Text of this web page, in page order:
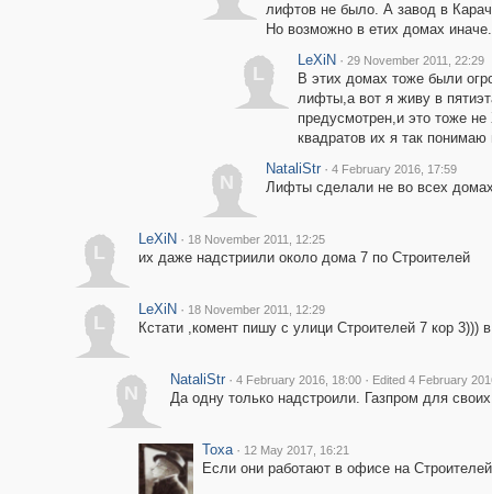
лифтов не было. А завод в
Но возможно в етих домах
L
LeXiN · 29 November 2011, 22:29
В этих домах тоже были
лифты,а вот я живу в
предусмотрен,и это тоже
квадратов их я так понимаю
N
NataliStr · 4 February 2016, 17:59
Лифты сделали не во всех
L
LeXiN · 18 November 2011, 12:25
их даже надстриили около дома 7 по Строителей
L
LeXiN · 18 November 2011, 12:29
Кстати ,комент пишу с улици Строителей 7 кор 3)))
N
NataliStr · 4 February 2016, 18:00 · Edited 4 February
Да одну только надстроили. Газпром для
Toxa · 12 May 2017, 16:21
Если они работают в офисе на